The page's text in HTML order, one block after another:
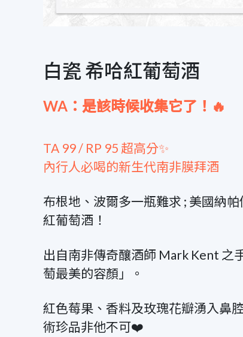
白瓷 希哈紅葡萄酒
WA：是該時候收集它了！🔥
TA 99 / RP 95 超高分✨
內行人必喝的新生代南非膜拜酒
布根地、波爾多一瓶難求 ; 美國納
紅葡萄酒！
出自南非傳奇釀酒師 Mark Kent 之
萄最美的容顏」。
紅色莓果、香料及玫瑰花瓣湧入鼻
術珍品非他不可❤️